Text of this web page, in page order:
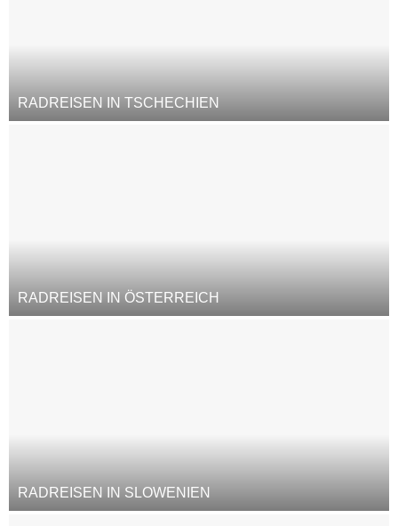
RADREISEN IN TSCHECHIEN
RADREISEN IN ÖSTERREICH
RADREISEN IN SLOWENIEN